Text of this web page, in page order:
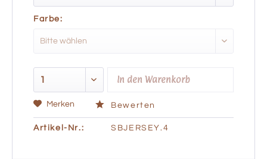
Farbe:
In den Warenkorb
Merken Bewerten
Artikel-Nr.: SBJERSEY.4